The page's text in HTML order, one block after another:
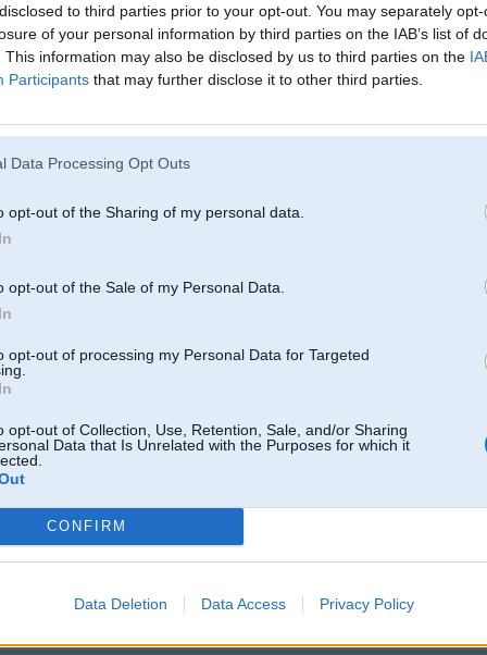
to third parties prior to your opt-out. You may separately
of your personal information by third parties on the IAB’s list of
This information may also be disclosed by us to third parties on the
Participants that may further disclose it to other third parties.
Data Processing Opt Outs
opt-out of the Sharing of my personal data.
opt-out of the Sale of my Personal Data.
opt-out of processing my Personal Data for Targeted
opt-out of Collection, Use, Retention, Sale, and/or Sharing
Data that Is Unrelated with the Purposes for which it
CONFIRM
Data Deletion Data Access Privacy Policy
07. Oct 2023, 21:25
Tie kuri mekle kur novietot auto “nesezona” pie Business Garden ir
Malduguņu iela.
divriteni, jo
Vai kādam ir kontakti, kur varētu noparkot savu auto pa ziemu?
vietā Latvijā, bet vēlams Rīgā vai Pierīgā.